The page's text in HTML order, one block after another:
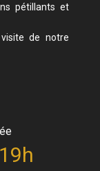
pétillants et
de notre